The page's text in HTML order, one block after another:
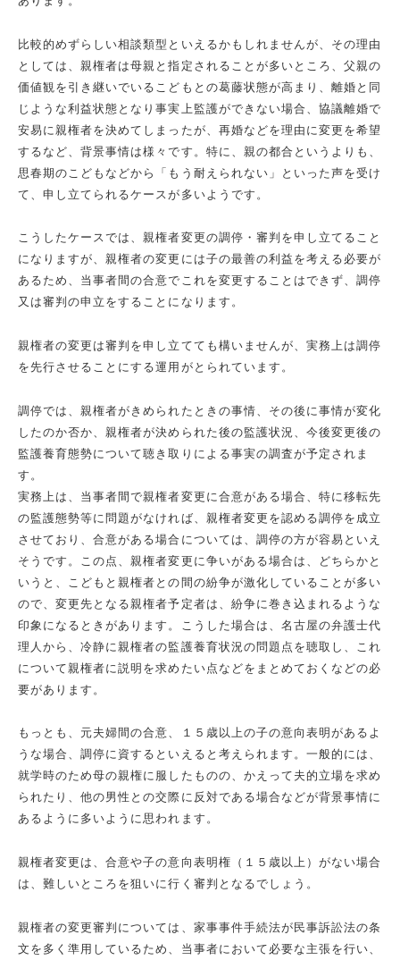
比較的めずらしい相談類型といえるかもしれませんが、その理由
としては、親権者は母親と指定されることが多いところ、父親の
価値観を引き継いでいるこどもとの葛藤状態が高まり、離婚と同
じような利益状態となり事実上監護ができない場合、協議離婚で
安易に親権者を決めてしまったが、再婚などを理由に変更を希望
するなど、背景事情は様々です。特に、親の都合というよりも、
思春期のこどもなどから「もう耐えられない」といった声を受け
て、申し立てられるケースが多いようです。
こうしたケースでは、親権者変更の調停・審判を申し立てること
になりますが、親権者の変更には子の最善の利益を考える必要が
あるため、当事者間の合意でこれを変更することはできず、調停
又は審判の申立をすることになります。
親権者の変更は審判を申し立てても構いませんが、実務上は調停
を先行させることにする運用がとられています。
調停では、親権者がきめられたときの事情、その後に事情が変化
したのか否か、親権者が決められた後の監護状況、今後変更後の
監護養育態勢について聴き取りによる事実の調査が予定されま
す。
実務上は、当事者間で親権者変更に合意がある場合、特に移転先
の監護態勢等に問題がなければ、親権者変更を認める調停を成立
させており、合意がある場合については、調停の方が容易といえ
そうです。この点、親権者変更に争いがある場合は、どちらかと
いうと、こどもと親権者との間の紛争が激化していることが多い
ので、変更先となる親権者予定者は、紛争に巻き込まれるような
印象になるときがあります。こうした場合は、名古屋の弁護士代
理人から、冷静に親権者の監護養育状況の問題点を聴取し、これ
について親権者に説明を求めたい点などをまとめておくなどの必
要があります。
もっとも、元夫婦間の合意、１５歳以上の子の意向表明があるよ
うな場合、調停に資するといえると考えられます。一般的には、
就学時のため母の親権に服したものの、かえって夫的立場を求め
られたり、他の男性との交際に反対である場合などが背景事情に
あるように多いように思われます。
親権者変更は、合意や子の意向表明権（１５歳以上）がない場合
は、難しいところを狙いに行く審判となるでしょう。
親権者の変更審判については、家事事件手続法が民事訴訟法の条
文を多く準用しているため、当事者において必要な主張を行い、